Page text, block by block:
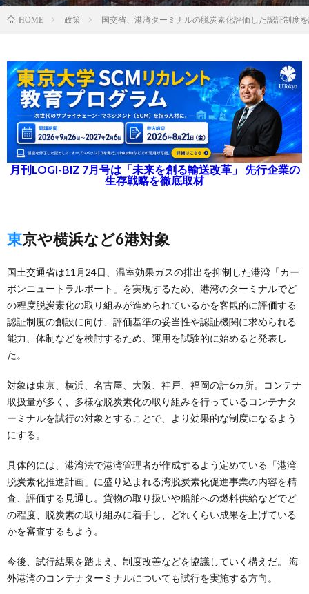
HOME 政策 国交省、港湾ターミナルの脱炭素化評価した認証制度
月刊LOGI-BIZ 7月号は「未来を創る輸送改革」 先行企業の
生存戦略を徹底取材
東京や横浜など6港対象
国土交通省は11月24日、温室効果ガスの排出を抑制した港湾「カー
ボンニュートラルポート」を実現するため、港湾のターミナルでど
の程度脱炭素化の取り組みが進められているかを客観的に評価する
認証制度の創設に向け、評価基準の妥当性や認証機関に求められる
能力、体制などを検討するため、運用を試験的に始めると発表し
た。
対象は東京、横浜、名古屋、大阪、神戸、福岡の計6カ所。コンテナ
取扱量が多く、多様な脱炭素化の取り組みを行っているコンテナタ
ーミナルを試行の対象とすることで、より効果的な制度になるよう
にする。
具体的には、港湾法で港湾管理者が作成するよう定めている「港湾
脱炭素化推進計画」に盛り込まれる湾脱炭素化促進事業の内容を精
査、評価する見通し。貨物の取り扱いや船舶への燃料供給などでど
の程度、脱炭素の取り組みに着手し、どれくらい成果を上げている
かを審査するもよう。
今後、試行結果を踏まえ、制度改善などを協議していく構えだ。 海
外港湾のコンテナターミナルについても試行を実施する方向。